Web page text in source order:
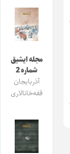
مجله ایشیق
شماره 2
آذربایجان
قفه‌خانالاری